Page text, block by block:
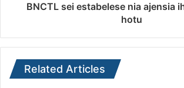
BNCTL sei estabelese nia ajensia
hotu
Related Articles